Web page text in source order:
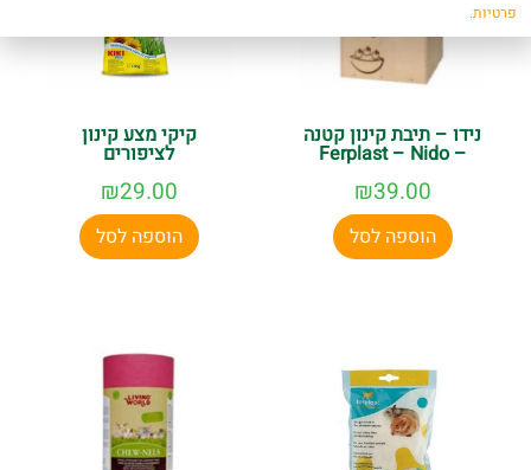
נידו – תיבת קינון קטנה
– Ferplast – Nido
₪39.00
הוספה לסל
קיקי מצע קינון
לציפורים
₪29.00
הוספה לסל
פרטיות.